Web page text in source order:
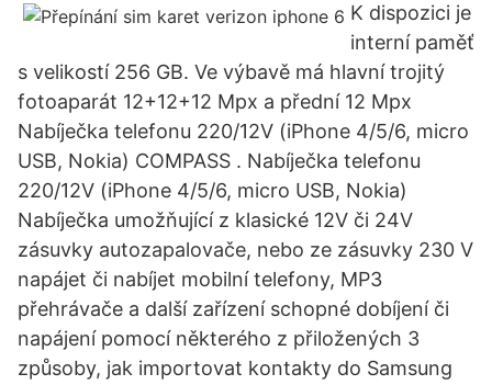
K dispozici je
interní paměť
s velikostí 256 GB. Ve výbavě má hlavní trojitý
fotoaparát 12+12+12 Mpx a přední 12 Mpx
Nabíječka telefonu 220/12V (iPhone 4/5/6, micro
USB, Nokia) COMPASS . Nabíječka telefonu
220/12V (iPhone 4/5/6, micro USB, Nokia)
Nabíječka umožňující z klasické 12V či 24V
zásuvky autozapalovače, nebo ze zásuvky 230 V
napájet či nabíjet mobilní telefony, MP3
přehrávače a další zařízení schopné dobíjení či
napájení pomocí některého z přiložených 3
způsoby, jak importovat kontakty do Samsung